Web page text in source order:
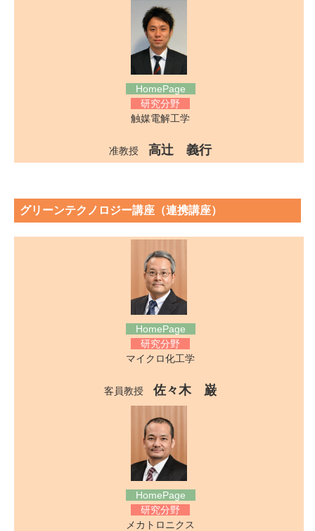
HomePage
研究分野
触媒電解工学
准教授 高辻 義行
グリーンテクノロジー講座（連携講座）
HomePage
研究分野
マイクロ化工学
客員教授 佐々木 巌
HomePage
研究分野
メカトロニクス